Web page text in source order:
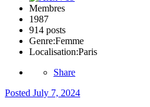
Membres
1987
914 posts
Genre:Femme
Localisation:Paris
Share
Posted July 7, 2024